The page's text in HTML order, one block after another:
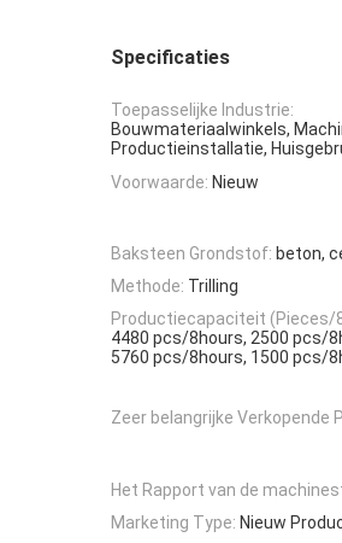
Specificaties
Toepasselijke Industrie:
Bouwmateriaalwinkels,
Productieinstallatie,
Voorwaarde: Nieuw
Baksteen Grondstof: beton,
Methode: Trilling
Productiecapaciteit (Pieces/
4480 pcs/8hours, 2500 pcs/
5760 pcs/8hours, 1500 pcs/
Zeer belangrijke Verkopende
Het Rapport van de
Marketing Type: Nieuw